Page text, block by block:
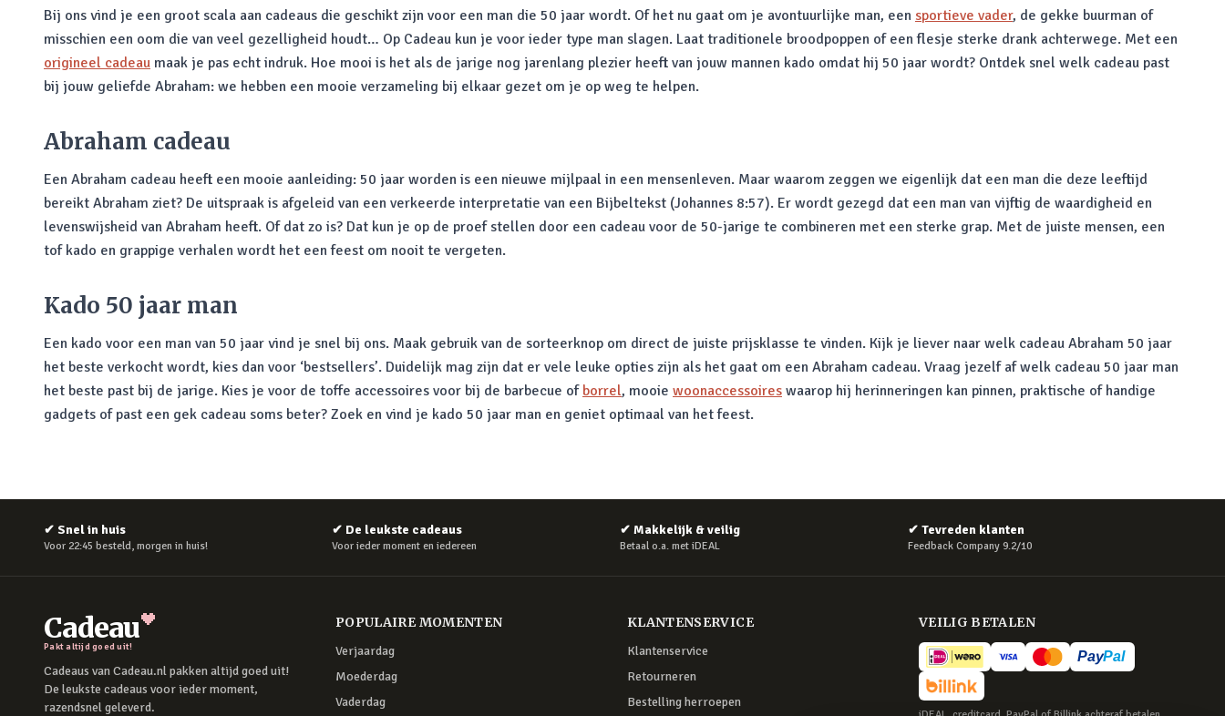
Bij ons vind je een groot scala aan cadeaus die geschikt zijn voor een man die 50 jaar wordt. Of het nu gaat om je avontuurlijke man, een sportieve vader, de gekke buurman of
misschien een oom die van veel gezelligheid houdt… Op Cadeau kun je voor ieder type man slagen. Laat traditionele broodpoppen of een flesje sterke drank achterwege. Met een
origineel cadeau maak je pas echt indruk. Hoe mooi is het als de jarige nog jarenlang plezier heeft van jouw mannen kado omdat hij 50 jaar wordt? Ontdek snel welk cadeau past
bij jouw geliefde Abraham: we hebben een mooie verzameling bij elkaar gezet om je op weg te helpen.
Abraham cadeau
Een Abraham cadeau heeft een mooie aanleiding: 50 jaar worden is een nieuwe mijlpaal in een mensenleven. Maar waarom zeggen we eigenlijk dat een man die deze leeftijd
bereikt Abraham ziet? De uitspraak is afgeleid van een verkeerde interpretatie van een Bijbeltekst (Johannes 8:57). Er wordt gezegd dat een man van vijftig de waardigheid en
levenswijsheid van Abraham heeft. Of dat zo is? Dat kun je op de proef stellen door een cadeau voor de 50-jarige te combineren met een sterke grap. Met de juiste mensen, een
tof kado en grappige verhalen wordt het een feest om nooit te vergeten.
Kado 50 jaar man
Een kado voor een man van 50 jaar vind je snel bij ons. Maak gebruik van de sorteerknop om direct de juiste prijsklasse te vinden. Kijk je liever naar welk cadeau Abraham 50 jaar
het beste verkocht wordt, kies dan voor ‘bestsellers’. Duidelijk mag zijn dat er vele leuke opties zijn als het gaat om een Abraham cadeau. Vraag jezelf af welk cadeau 50 jaar man
het beste past bij de jarige. Kies je voor de toffe accessoires voor bij de barbecue of borrel, mooie woonaccessoires waarop hij herinneringen kan pinnen, praktische of handige
gadgets of past een gek cadeau soms beter? Zoek en vind je kado 50 jaar man en geniet optimaal van het feest.
✔ Snel in huis
Voor 22:45 besteld, morgen in huis!
✔ De leukste cadeaus
Voor ieder moment en iedereen
✔ Makkelijk & veilig
Betaal o.a. met iDEAL
✔ Tevreden klanten
Feedback Company 9.2/10
Cadeau
Pakt altijd goed uit!
Cadeaus van Cadeau.nl pakken altijd goed uit!
De leukste cadeaus voor ieder moment,
razendsnel geleverd.
POPULAIRE MOMENTEN
Verjaardag
Moederdag
Vaderdag
KLANTENSERVICE
Klantenservice
Retourneren
Bestelling herroepen
VEILIG BETALEN